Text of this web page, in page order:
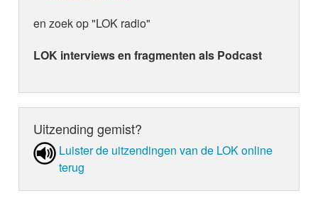
en zoek op "LOK radio"
LOK interviews en fragmenten als Podcast
Uitzending gemist?
Luister de uit­zen­din­gen van de LOK online
terug